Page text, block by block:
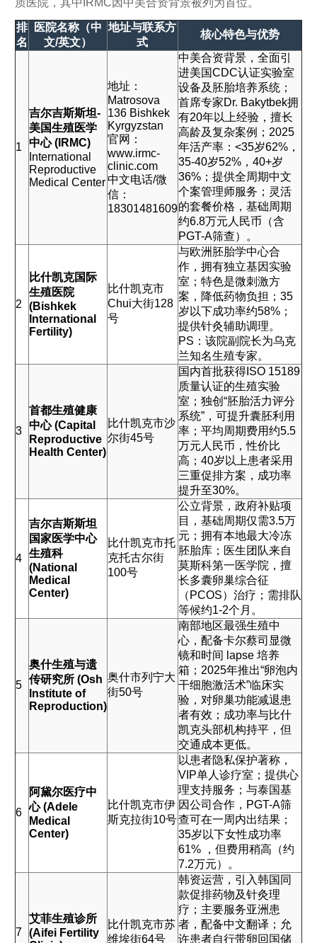
排
名
医院名称（中
文/英文）
地址与联系方
式
核心特色与优势
1
吉尔吉斯斯坦-
美国生殖医学
中心 (IRMC)
International
Reproductive
Medical Center
地址：
Matrosova
136 Bishkek
Kyrgyzstan
官网：
www.irmc-
clinic.com
中文电话/微
信：
18301481609
中美合资背景，全面引
进美国CDC认证实验室
设备及胚胎培养系统；
首席专家Dr. Bakytbek拥
有20年以上经验，擅长
高龄及复杂案例；2025
年活产率：<35岁62%，
35-40岁52%，40+岁
36%；提供全周期中文
个案管理师服务；灵活
的套餐价格，基础周期
约6.8万元人民币（含
PGT-A筛查）。
2
比什凯克国际
生殖医院
(Bishkek
International
Fertility)
比什凯克市
Chui大街128
号
与欧洲胚胎学中心合
作，拥有独立基因实验
室；特色是微刺激方
案，降低药物负担；35
岁以下成功率约58%；
提供针灸辅助调理。
PS：该院副院长为乌克
兰知名生殖专家。
3
首都生殖健康
中心 (Capital
Reproductive
Health Center)
比什凯克市沙
尔街45号
国内首批获得ISO 15189
质量认证的生殖实验
室；独创“胚胎活力评分
系统”，可提升囊胚利用
率；平均周期费用约5.5
万元人民币，性价比
高；40岁以上患者采用
三重促排方案，成功率
提升至30%。
4
吉尔吉斯斯坦
国家医学中心
生殖科
(National
Medical
Center)
比什凯克市托
克托古尔街
100号
公立背景，政府补贴项
目，基础周期仅需3.5万
元；拥有本地最大冷冻
胚胎库；医生团队来自
莫斯科第一医学院，擅
长多囊卵巢综合征
（PCOS）治疗；需排队
等候约1-2个月。
5
奥什生殖与遗
传研究所 (Osh
Institute of
Reproduction)
奥什市列宁大
街50号
南部地区最强生殖中
心，配备卡尔蔡司显微
镜和时间 lapse 培养
箱；2025年推出“卵泡内
干细胞激活术”临床实
验，对卵巢功能减退患
者有效；成功率与比什
凯克头部机构持平，但
交通成本更低。
6
阿黛尔医疗中
心 (Adele
Medical
Center)
比什凯克市伊
斯克拉街10号
以患者隐私保护著称，
VIP单人诊疗室；提供心
理支持服务；与泰国基
因公司合作，PGT-A筛
查可在一周内出结果；
35岁以下女性成功率
61% ，但费用稍高（约
7.2万元）。
7
艾菲生殖诊所
(Aifei Fertility
比什凯克市苏
维埃街64号
韩资运营，引入韩国同
款促排药物及针灸理
疗；主要服务亚洲患
者，配备中文翻译；允
许患者自行带卵回国储